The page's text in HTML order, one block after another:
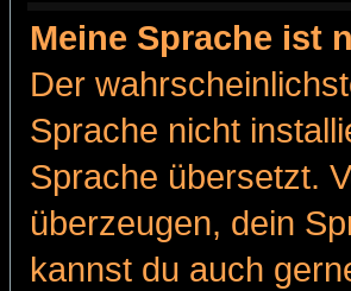
Meine Sprache ist
Der
Sprache nicht
Sprache übersetzt.
überzeugen, dein
kannst du auch